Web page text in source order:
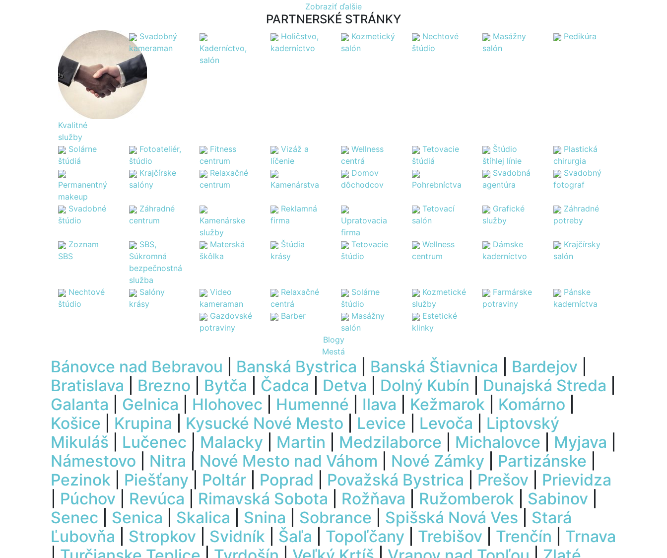
Zobraziť ďalšie
PARTNERSKÉ STRÁNKY
Kvalitné
služby
Svadobný
kameraman
Kaderníctvo,
salón
Holičstvo,
kaderníctvo
Kozmetický
salón
Nechtové
štúdio
Masážny
salón
Pedikúra
Solárne
štúdiá
Fotoateliér,
štúdio
Fitness
centrum
Vizáž a
líčenie
Wellness
centrá
Tetovacie
štúdiá
Štúdio
štíhlej línie
Plastická
chirurgia
Permanentný
makeup
Krajčírske
salóny
Relaxačné
centrum
Kamenárstva
Domov
dôchodcov
Pohrebníctva
Svadobná
agentúra
Svadobný
fotograf
Svadobné
štúdio
Záhradné
centrum
Kamenárske
služby
Reklamná
firma
Upratovacia
firma
Tetovací
salón
Grafické
služby
Záhradné
potreby
Zoznam
SBS
SBS,
Súkromná
bezpečnostná
služba
Materská
škôlka
Štúdia
krásy
Tetovacie
štúdio
Wellness
centrum
Dámske
kaderníctvo
Krajčírsky
salón
Nechtové
štúdio
Salóny
krásy
Video
kameraman
Relaxačné
centrá
Solárne
štúdio
Kozmetické
služby
Farmárske
potraviny
Pánske
kaderníctva
Gazdovské
potraviny
Barber
Masážny
salón
Estetické
klinky
Blogy
Mestá
Bánovce nad Bebravou Banská Bystrica Banská Štiavnica Bardejov
Bratislava
Brezno Bytča Čadca Detva Dolný Kubín Dunajská Streda
Galanta
Gelnica Hlohovec Humenné Ilava Kežmarok Komárno
Košice
Krupina Kysucké Nové Mesto Levice Levoča
Liptovský
Mikuláš
Lučenec Malacky Martin Medzilaborce Michalovce Myjava
Námestovo
Nitra Nové Mesto nad Váhom Nové Zámky Partizánske
Pezinok
Piešťany Poltár Poprad Považská Bystrica Prešov
Prievidza
Púchov Revúca Rimavská Sobota Rožňava Ružomberok Sabinov
Senec
Senica Skalica Snina Sobrance Spišská Nová Ves
Stará
Ľubovňa
Stropkov Svidník Šaľa Topoľčany Trebišov Trenčín
Trnava